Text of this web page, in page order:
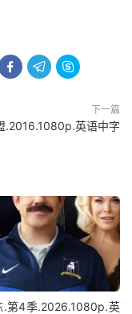
  
下一篇
.2016.1080p.英语中字
.第4季.2026.1080p.英